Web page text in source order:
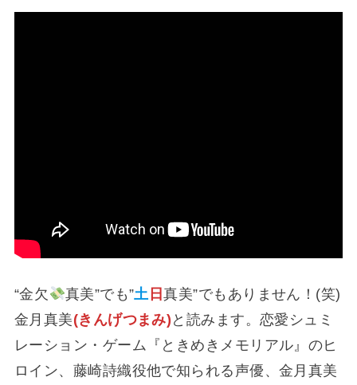
“金欠 真美”でも”土 日真美”でもありません！(笑)
金月真美(きんげつまみ) と読みます。恋愛シュミ
レーション・ゲーム『ときめきメモリアル』のヒ
ロイン、藤崎詩織役他で知られる声優、金月真美